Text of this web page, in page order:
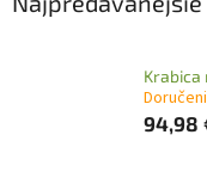
Krabica
94,98